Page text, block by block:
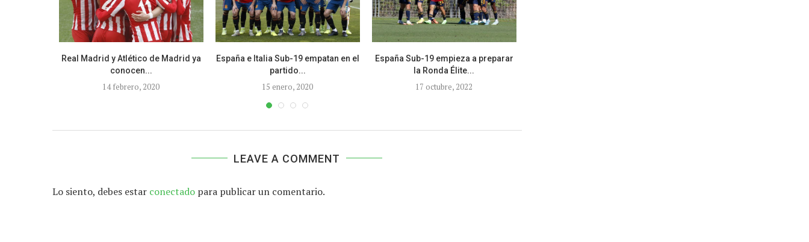
Real Madrid y Atlético de Madrid ya
conocen...
14 febrero, 2020
España e Italia Sub-19 empatan en el
partido...
15 enero, 2020
España Sub-19 empieza a preparar
la Ronda Élite...
17 octubre, 2022
LEAVE A COMMENT
Lo siento, debes estar conectado para publicar un comentario.